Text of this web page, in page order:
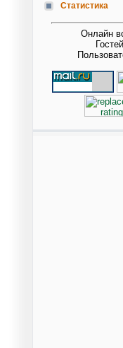
Статистика
Онлайн